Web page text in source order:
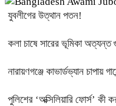
যুবলীগের উত্থান পতন!
কলা চাষে সারের ভূমিকা অত্যন্ত
নারায়ণগঞ্জে কাভার্ডভ্যান চাপায়
পুলিশের ‘অক্সিলিয়ারি ফোর্স’ কী